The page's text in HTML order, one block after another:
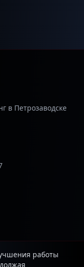
в Петрозаводске
работы